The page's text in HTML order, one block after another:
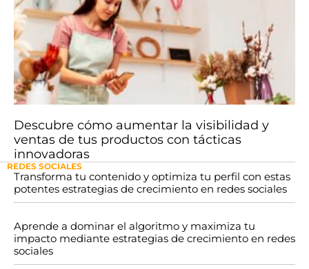
Descubre cómo aumentar la visibilidad y
ventas de tus productos con tácticas
innovadoras
REDES SOCIALES
Transforma tu contenido y optimiza tu perfil con estas
potentes estrategias de crecimiento en redes sociales
Aprende a dominar el algoritmo y maximiza tu
impacto mediante estrategias de crecimiento en redes
sociales